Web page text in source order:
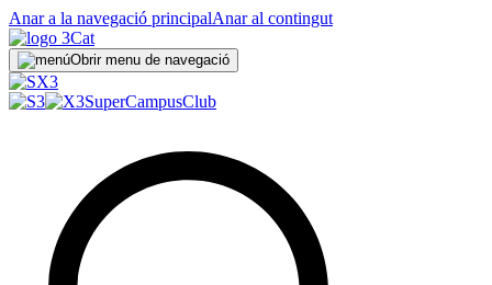
Anar a la navegació principalAnar al contingut
Obrir menu de navegació
SuperCampusClub